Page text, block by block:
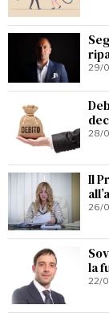
29/
28/
Il
26/
la
22/